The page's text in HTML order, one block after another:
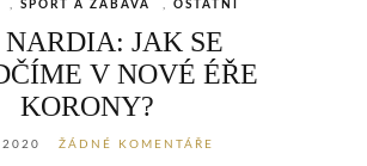
, SPORT A ZÁBAVA , OSTATNÍ
NARDIA: JAK SE
V NOVÉ ÉŘE
KORONY?
ŽÁDNÉ KOMENTÁŘE